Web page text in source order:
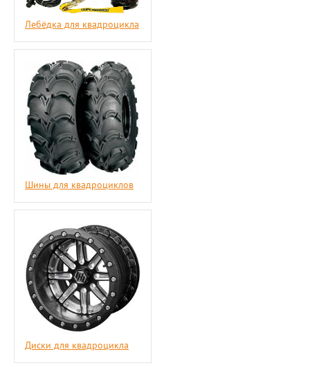
Лебёдка для квадроцикла
Шины для квадроциклов
Диски для квадроцикла